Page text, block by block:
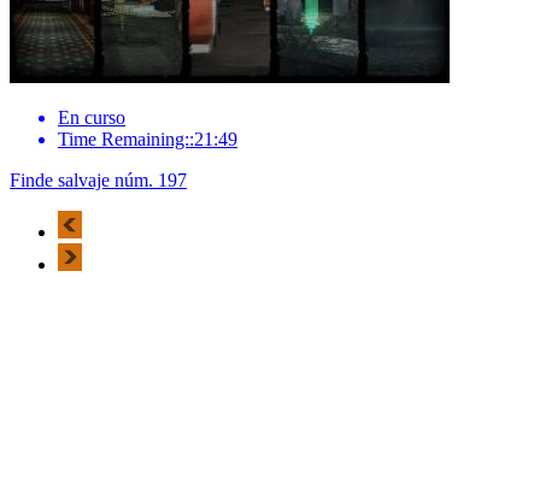
En curso
Time Remaining::21:49
Finde salvaje núm. 197